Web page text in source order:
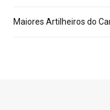
Maiores Artilheiros do